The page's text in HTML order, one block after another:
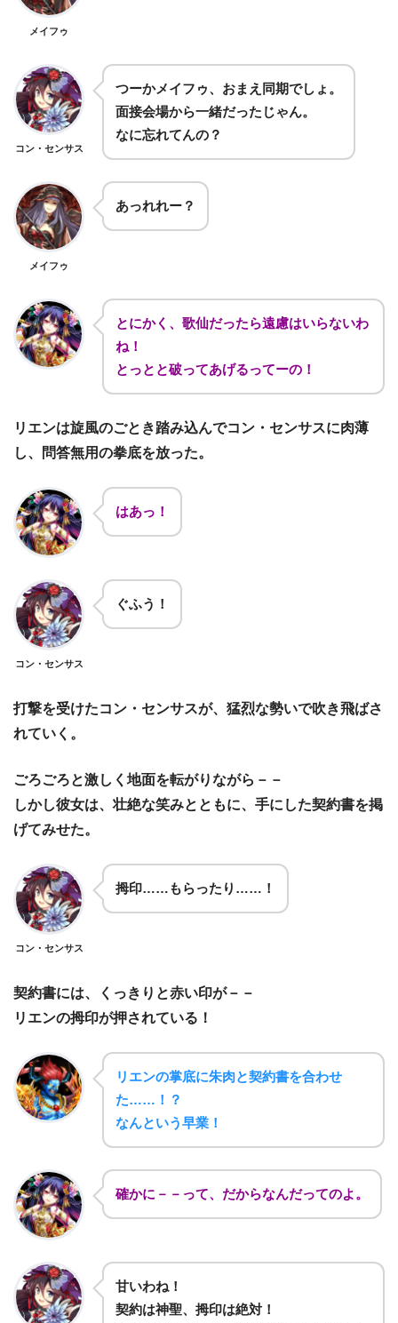
メイフゥ
コン・センサス
つーかメイフゥ、おまえ同期でしょ。
面接会場から一緒だったじゃん。
なに忘れてんの？
メイフゥ
あっれれー？
とにかく、歌仙だったら遠慮はいらないわ
ね！
とっとと破ってあげるってーの！
リエンは旋風のごとき踏み込んでコン・センサスに肉薄
し、問答無用の拳底を放った。
はあっ！
コン・センサス
ぐふう！
打撃を受けたコン・センサスが、猛烈な勢いで吹き飛ばさ
れていく。
ごろごろと激しく地面を転がりながら－－
しかし彼女は、壮絶な笑みとともに、手にした契約書を掲
げてみせた。
コン・センサス
拇印……もらったり……！
契約書には、くっきりと赤い印が－－
リエンの拇印が押されている！
リエンの掌底に朱肉と契約書を合わせ
た……！？
なんという早業！
確かに－－って、だからなんだってのよ。
甘いわね！
契約は神聖、拇印は絶対！